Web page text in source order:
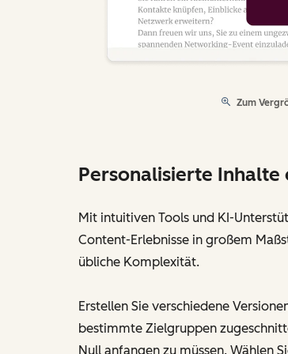
Zum
Personalisierte
Mit intuitiven Tools und KI-
Content-Erlebnisse in großem
übliche Komplexität.
Erstellen Sie verschiedene
bestimmte Zielgruppen
Null anfangen zu müssen. Wählen